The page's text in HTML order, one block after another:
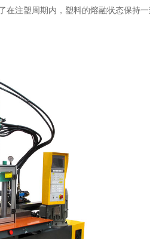
注塑周期内，塑料的熔融状态保持一